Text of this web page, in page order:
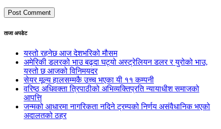
ताजा अपडेट
यस्तो रहनेछ आज देशभरिको मौसम
अमेरिकी डलरको भाउ बढ्दा घट्यो अस्ट्रेलियन डलर र युरोको भाउ,
यस्तो छ आजको विनिमयदर
सेयर मूल्य हालसम्मकै उच्च भएका यी ११ कम्पनी
वरिष्ठ अधिवक्ता त्रिपाठीको अभिव्यक्तिप्रति न्यायाधीश समाजको
आपत्ति
जन्मको आधारमा नागरिकता नदिने ट्रम्पको निर्णय असंवैधानिक भएको
अदालतको ठहर